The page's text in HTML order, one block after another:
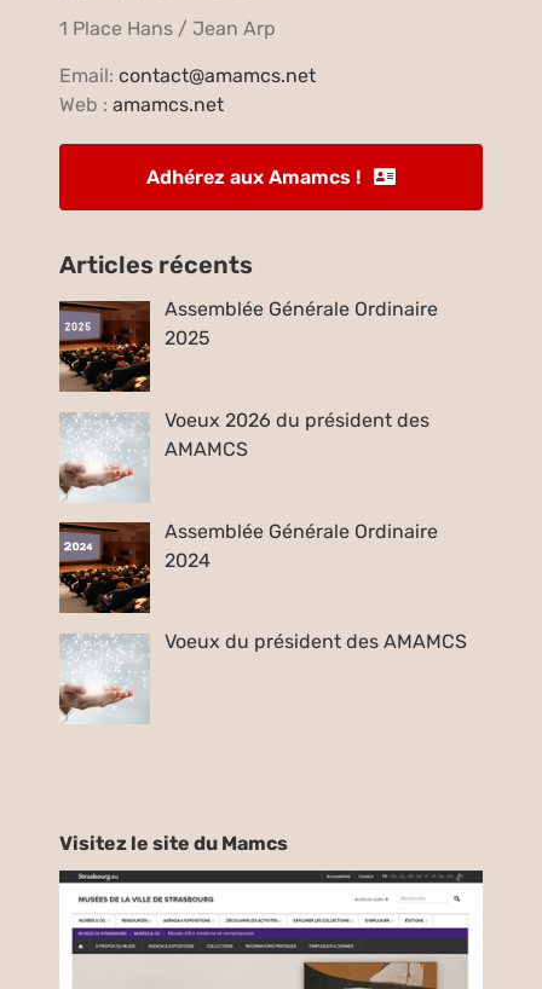
1 Place Hans / Jean Arp
Email:contact@amamcs.net
Web :amamcs.net
Adhérez aux Amamcs !
Articles récents
Assemblée Générale Ordinaire
2025
Voeux 2026 du président des
AMAMCS
Assemblée Générale Ordinaire
2024
Voeux du président des AMAMCS
Visitez le site du Mamcs